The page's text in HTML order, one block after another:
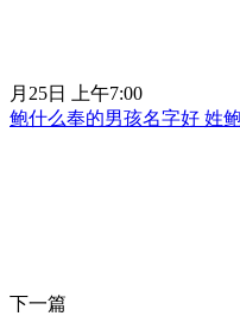
月25日 上午7:00
鲍什么奉的男孩名字好 姓
下一篇